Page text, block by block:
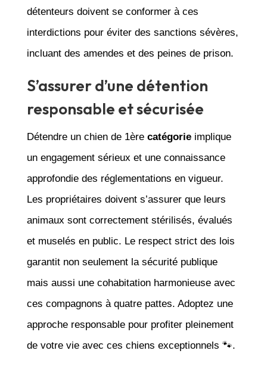
détenteurs doivent se conformer à ces
interdictions pour éviter des sanctions sévères,
incluant des amendes et des peines de prison.
S’assurer d’une détention
responsable et sécurisée
Détendre un chien de 1ère catégorieimplique
un engagement sérieux et une connaissance
approfondie des réglementations en vigueur.
Les propriétaires doivent s’assurer que leurs
animaux sont correctement stérilisés, évalués
et muselés en public. Le respect strict des lois
garantit non seulement la sécurité publique
mais aussi une cohabitation harmonieuse avec
ces compagnons à quatre pattes. Adoptez une
approche responsable pour profiter pleinement
de votre vie avec ces chiens exceptionnels 🐾.